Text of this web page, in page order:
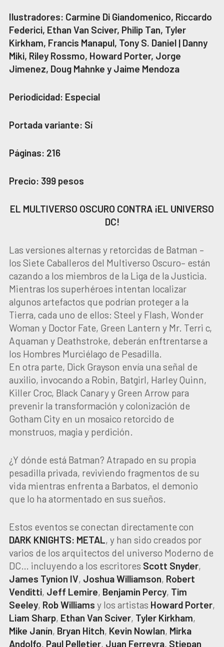
Ilustradores: Carmine Di Giandomenico, Riccardo
Federici, Ethan Van Sciver, Philip Tan, Tyler
Kirkham, Francis Manapul, Tony S. Daniel | Danny
Miki, Riley Rossmo, Howard Porter, Jorge
Jimenez, Doug Mahnke y Jaime Mendoza
Periodicidad: Especial
Portada variante: Sí
Páginas: 216
Precio: 399 pesos
EL MULTIVERSO OSCURO CONTRA ¡EL UNIVERSO
DC!
Las versiones alternas y retorcidas de Batman –
los Siete Caballeros del Multiverso Oscuro– están
cazando a los miembros de la Liga de la Justicia.
Mientras los superhéroes intentan localizar
algunos artefactos que podrían proteger a la
Tierra, cada uno de ellos: Steel y Flash, Wonder
Woman y Doctor Fate, Green Lantern y Mr. Terri c,
Aquaman y Deathstroke, deberán enftrentarse a
los Hombres Murciélago de Pesadilla.
En otra parte, Dick Grayson envía una señal de
auxilio, invocando a Robin, Batgirl, Harley Quinn,
Killer Croc, Black Canary y Green Arrow para
prevenir la transformación y colonización de
Gotham City en un mosaico retorcido de
monstruos, magia y perdición.
¿Y dónde está Batman? Atrapado en su propia
pesadilla privada, reviviendo fragmentos de su
vida mientras enfrenta a Barbatos, el demonio
que lo ha atormentado en sus sueños.
Estos eventos se conectan directamente con
DARK KNIGHTS: METAL, y han sido creados por
varios de los arquitectos del universo Moderno de
DC… incluyendo a los escritores Scott Snyder,
James Tynion IV, Joshua Williamson, Robert
Venditti, Jeff Lemire, Benjamin Percy, Tim
Seeley, Rob Williams y los artistas Howard Porter,
Liam Sharp, Ethan Van Sciver, Tyler Kirkham,
Mike Janín, Bryan Hitch, Kevin Nowlan, Mirka
Andolfo, Paul Pelletier, Juan Ferreyra, Stjepan